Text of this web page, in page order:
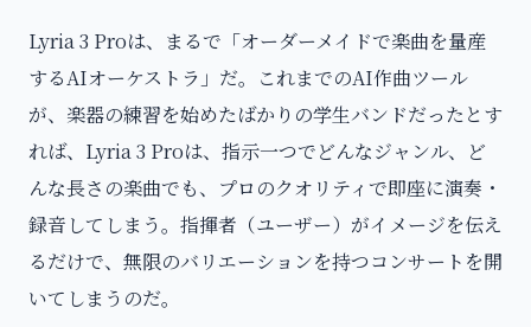
Lyria 3 Proは、まるで「オーダーメイドで楽曲を量産
するAIオーケストラ」だ。これまでのAI作曲ツール
が、楽器の練習を始めたばかりの学生バンドだったとす
れば、Lyria 3 Proは、指示一つでどんなジャンル、ど
んな長さの楽曲でも、プロのクオリティで即座に演奏・
録音してしまう。指揮者（ユーザー）がイメージを伝え
るだけで、無限のバリエーションを持つコンサートを開
いてしまうのだ。